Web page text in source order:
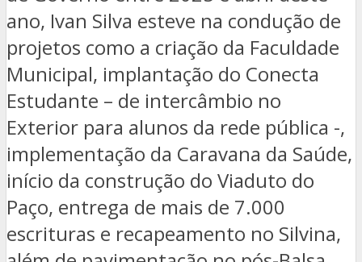
ano, Ivan Silva esteve na condução de
projetos como a criação da Faculdade
Municipal, implantação do Conecta
Estudante – de intercâmbio no
Exterior para alunos da rede pública -,
implementação da Caravana da Saúde,
início da construção do Viaduto do
Paço, entrega de mais de 7.000
escrituras e recapeamento no Silvina,